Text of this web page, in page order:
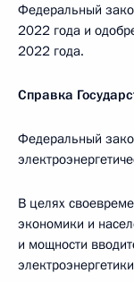
Федеральный
2022 года и
2022 года.
Справка
Федеральный
В целях
экономики и
и мощности